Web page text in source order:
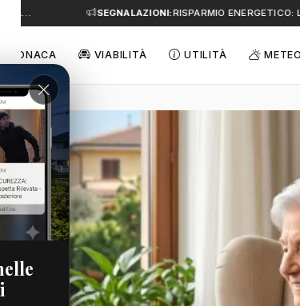
SEGNALAZIONI:RISPARMIO ENERGETICO: LA
CRONACA VIABILITÀ UTILITÀ METEO